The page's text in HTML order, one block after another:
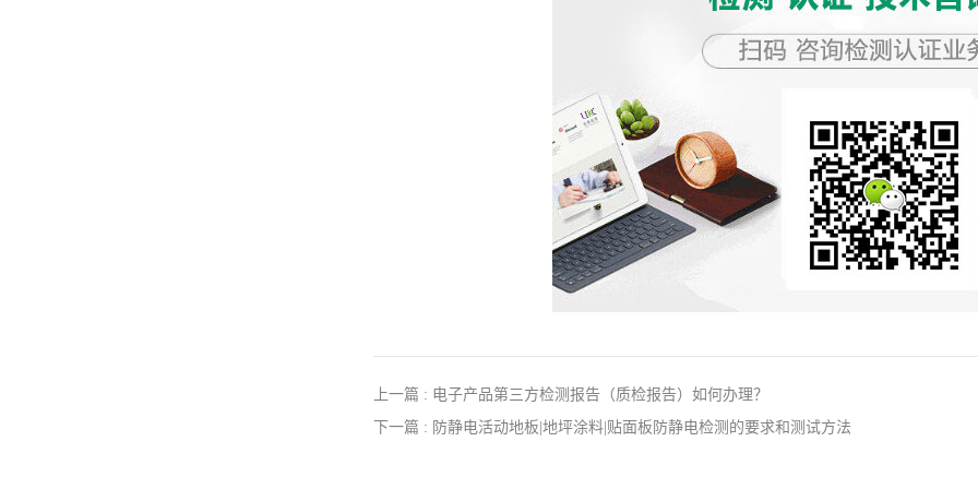
上一篇 : 电子产品第三方检测报告（质检报告）如何办理？
下一篇 : 防静电活动地板|地坪涂料|贴面板防静电检测的要求和测试方法